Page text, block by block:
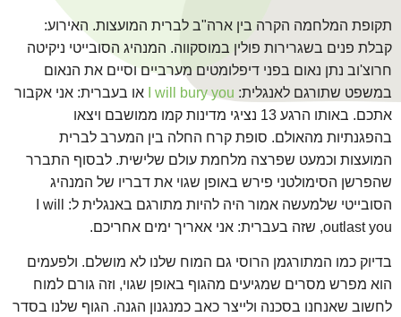
תקופת המלחמה הקרה בין ארה"ב לברית המועצות. האירוע:
קבלת פנים בשגרירות פולין במוסקווה. המנהיג הסובייטי ניקיטה
חרוצ'וב נתן נאום בפני דיפלומטים מערביים וסיים את הנאום
במשפט שתורגם לאנגלית: I will bury you
או בעברית: אני אקבור
אתכם. באותו הרגע 13 נציגי מדינות קמו ממושבם ויצאו
בהפגנתיות מהאולם. סופת קרח החלה בין המערב לברית
המועצות וכמעט שפרצה מלחמת עולם שלישית. לבסוף התברר
שהפרשן הסימולטני פירש באופן שגוי את דבריו של המנהיג
הסובייטי שלמעשה אמור היה להיות מתורגם באנגלית ל: I will
outlast you, שזה בעברית: אני אאריך ימים אחריכם.
בדיוק כמו המתורגמן הרוסי גם המוח שלנו לא מושלם. ולפעמים
הוא מפרש מסרים שמגיעים מהגוף באופן שגוי, וזה גורם למוח
לחשוב שאנחנו בסכנה ולייצר כאב כמנגנון הגנה. הגוף שלנו בסדר